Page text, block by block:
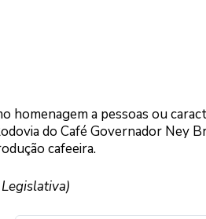
homenagem a pessoas ou
do Café Governador Ney
cafeeira.